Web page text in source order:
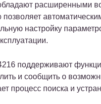
расширенными
настройку
поддерживают
и сообщить о
процесс поиска и